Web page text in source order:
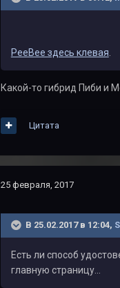
PeeBee здесь клевая
Какой-то гибрид Пиби и
Цитата
25 февраля, 2017
В 25.02.2017 в 12:04,
Есть ли способ
главную страницу...